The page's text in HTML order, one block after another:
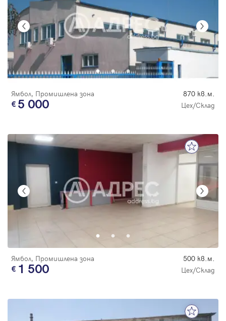
Ямбол, Промишлена зона 870 кв.м.
5 000 Цех/Склад
Ямбол, Промишлена зона 500 кв.м.
1 500 Цех/Склад